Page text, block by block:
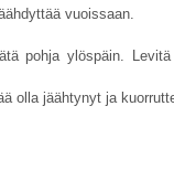
vuoissaan.
pohja ylöspäin.
olla jäähtynyt ja